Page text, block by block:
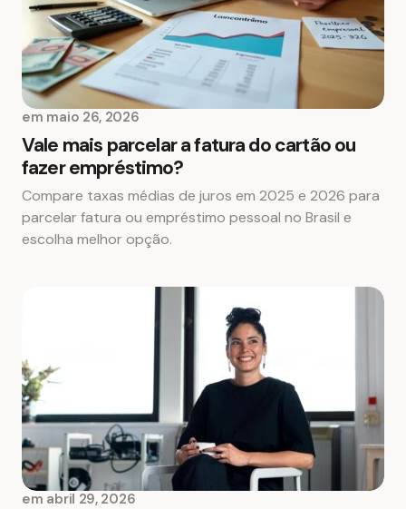
em maio 26, 2026
Vale mais parcelar a fatura do cartão ou
fazer empréstimo?
Compare taxas médias de juros em 2025 e 2026 para
parcelar fatura ou empréstimo pessoal no Brasil e
escolha melhor opção.
em abril 29, 2026